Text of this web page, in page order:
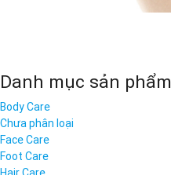
Danh mục sản phẩm
Body Care
Chưa phân loại
Face Care
Foot Care